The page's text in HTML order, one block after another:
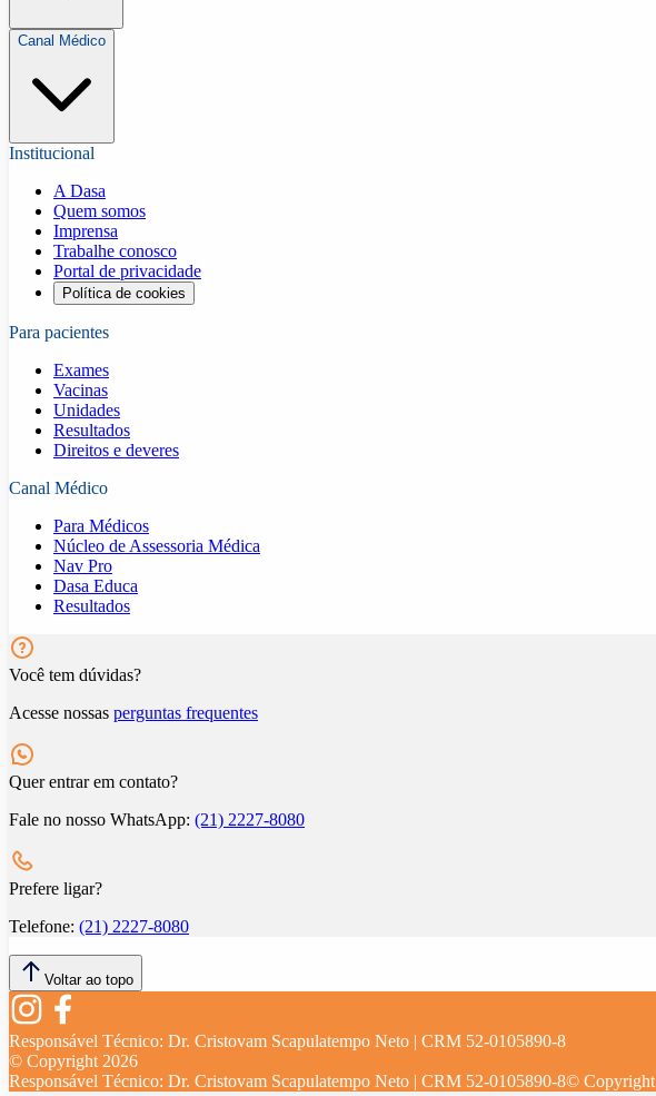
Canal Médico
Institucional
A Dasa
Quem somos
Imprensa
Trabalhe conosco
Portal de privacidade
Política de cookies
Para pacientes
Exames
Vacinas
Unidades
Resultados
Direitos e deveres
Canal Médico
Para Médicos
Núcleo de Assessoria Médica
Nav Pro
Dasa Educa
Resultados
Você tem dúvidas?
Acesse nossas perguntas frequentes
Quer entrar em contato?
Fale no nosso WhatsApp: (21) 2227-8080
Prefere ligar?
Telefone: (21) 2227-8080
Voltar ao topo
Responsável Técnico: Dr. Cristovam Scapulatempo Neto | CRM 52-0105890-8
© Copyright 2026
Responsável Técnico: Dr. Cristovam Scapulatempo Neto | CRM 52-0105890-8© Copyright